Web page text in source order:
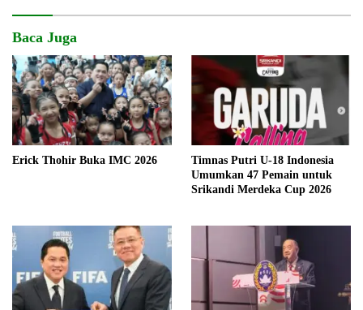
Baca Juga
Erick Thohir Buka IMC 2026
Timnas Putri U-18 Indonesia
Umumkan 47 Pemain untuk
Srikandi Merdeka Cup 2026